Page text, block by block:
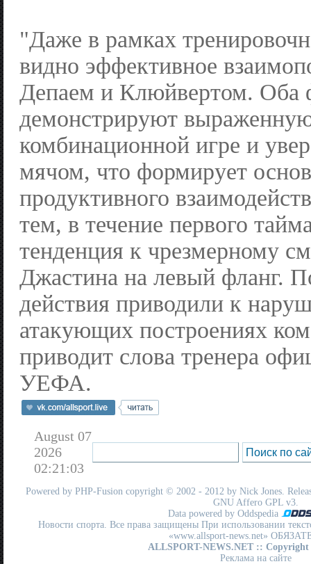
"Даже в рамках
видно эффективное
Депаем и Клюйвертом. Оба
демонстрируют
комбинационной игре и
мячом, что формирует
продуктивного
тем, в течение первого
тенденция к чрезмерному
Джастина на левый фланг.
действия приводили к
атакующих построениях
приводит слова тренера
УЕФА.
August 07
2026
02:21:03
Powered by PHP-Fusion copyright © 2002 - 2012 by Nick Jones.
GNU Affero GPL v3.
Data powered by Oddspedia
Новости спорта. Все права защищены При использовании
«www.allsport-news.net»
ALLSPORT-NEWS.NET :: Copyright
Реклама на сайте